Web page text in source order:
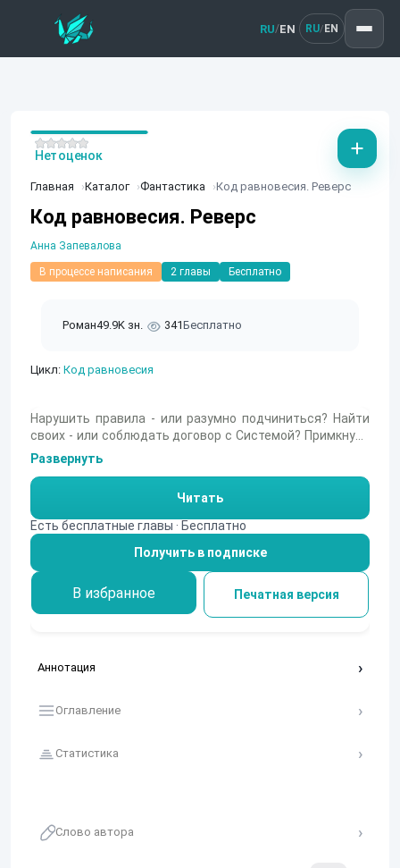
RU/EN RU/ EN
Главная Каталог Фантастика Код равновесия. Реверс
Код равновесия. Реверс
Анна Запевалова
В процессе написания 2 главы Бесплатно
Роман49.9K зн. 341Бесплатно
Цикл: Код равновесия
Нет оценок
Нарушить правила - или разумно подчиниться? Найти
своих - или соблюдать договор с Системой? Примкнуть
к заговорщикам - или остаться на стороне любимого?
Героине нужно найти код равновесия, ответить на эти
вопросы и не выдать себя. А между тем, в Котлище
постепенно назревает конфликт между корпорациями
и Орденом наблюдателей...
Развернуть
Читать
Есть бесплатные главы · Бесплатно
Получить в подписке
В избранное Печатная версия
Аннотация
Оглавление
Статистика
Слово автора